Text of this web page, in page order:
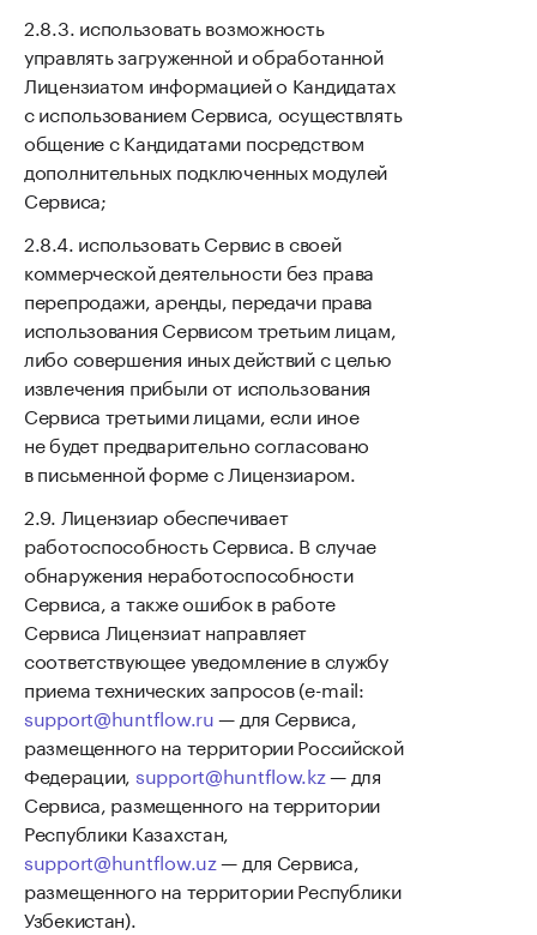
использовать возможность
управлять загруженной и обработанной
Лицензиатом информацией о Кандидатах
с использованием Сервиса, осуществлять
общение с Кандидатами посредством
дополнительных подключенных модулей
Сервиса;
использовать Сервис в своей
коммерческой деятельности без права
перепродажи, аренды, передачи права
использования Сервисом третьим лицам,
либо совершения иных действий с целью
извлечения прибыли от использования
Сервиса третьими лицами, если иное
не будет предварительно согласовано
в письменной форме с Лицензиаром.
Лицензиар обеспечивает
работоспособность Сервиса. В случае
обнаружения неработоспособности
Сервиса, а также ошибок в работе
Сервиса Лицензиат направляет
соответствующее уведомление в службу
приема технических запросов (e-mail:
support@huntflow.ru— для Сервиса,
размещенного на территории Российской
Федерации, support@huntflow.kz— для
Сервиса, размещенного на территории
Республики Казахстан,
support@huntflow.uz— для Сервиса,
размещенного на территории Республики
Узбекистан).